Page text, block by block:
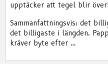
upptäcker att tegel blir
Sammanfattningsvis: det
det billigaste i längden.
kräver byte efter …